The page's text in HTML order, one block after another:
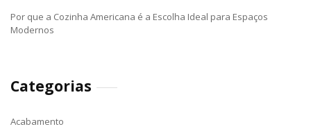
Por que a Cozinha Americana é a Escolha Ideal para Espaços
Modernos
Categorias
Acabamento